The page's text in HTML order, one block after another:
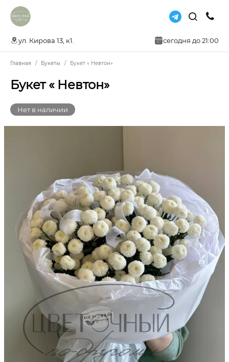
ул. Кирова 13, к1. сегодня до 21:00
Главная Букеты Букет « Невтон»
Букет « Невтон»
Нет в наличии